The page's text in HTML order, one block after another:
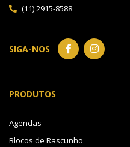
(11) 2915-8588
SIGA-NOS
PRODUTOS
Agendas
Blocos de Rascunho